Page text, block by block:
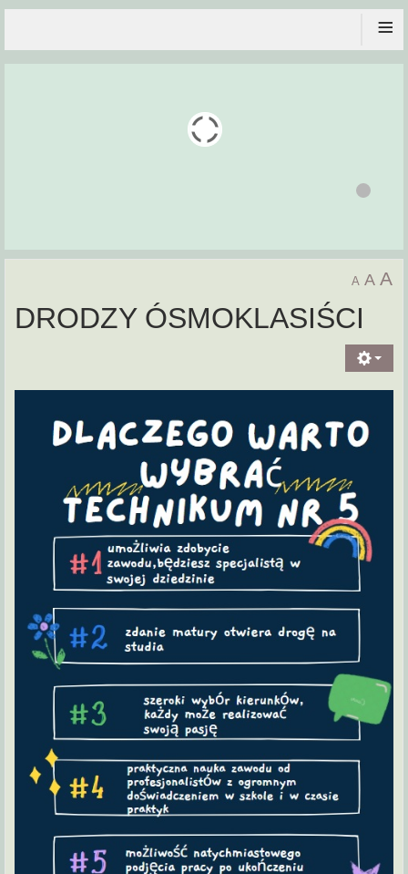
≡
A A A
DRODZY ÓSMOKLASIŚCI